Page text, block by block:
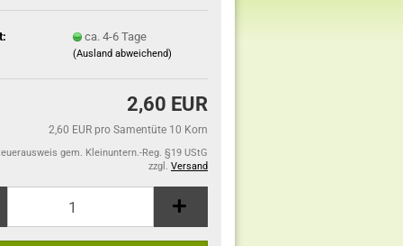
ca. 4-6 Tage
(Ausland abweichend)
2,60 EUR
2,60 EUR pro Samentüte 10 Korn
gem. Kleinuntern.-Reg. §19 UStG
zzgl. Versand